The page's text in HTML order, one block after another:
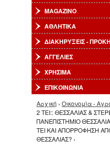
MAGAZINO
ΑΘΛΗΤΙΚΑ
ΔΙΑΚΗΡΥΞΕΙΣ -
ΑΓΓΕΛΙΕΣ
ΧΡΗΣΙΜΑ
ΕΠΙΚΟΙΝΩΝΙΑ
Είστε εδώ
Αρχική › Οικονομία -
2 ΤΕΙ:: ΘΕΣΣΑΛΙΑΣ &
ΠΑΝΕΠΙΣΤΗΜΙΟ
ΤΕΙ ΚΑΙ ΑΠΟΡΡΟΦΗΣΗ
ΘΕΣΣΑΛΙΑΣ? ›